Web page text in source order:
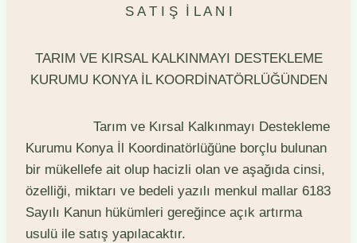
S A T I Ş İ L A N I
TARIM VE KIRSAL KALKINMAYI DESTEKLEME
KURUMU KONYA İL KOORDİNATÖRLÜĞÜNDEN
Tarım ve Kırsal Kalkınmayı Destekleme
Kurumu Konya İl Koordinatörlüğüne borçlu bulunan
bir mükellefe ait olup hacizli olan ve aşağıda cinsi,
özelliği, miktarı ve bedeli yazılı menkul mallar 6183
Sayılı Kanun hükümleri gereğince açık artırma
usulü ile satış yapılacaktır.